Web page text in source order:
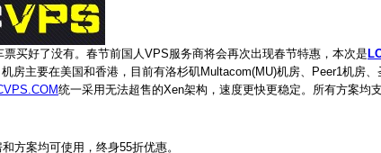
买好了没有。春节前国人VPS服务商将会再次出现春节特惠，本次是
房主要在美国和香港，目前有洛杉矶Multacom(MU)机房、Peer1机房
统一采用无法超售的Xen架构，速度更快更稳定。所有方案均
方案均可使用，终身55折优惠。